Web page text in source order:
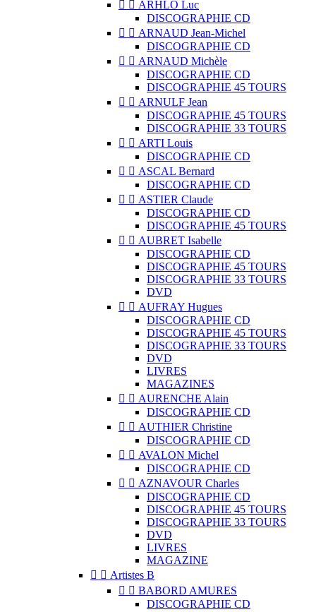
  ARHLO Luc
DISCOGRAPHIE CD
  ARNAUD Jean-Michel
DISCOGRAPHIE CD
  ARNAUD Michèle
DISCOGRAPHIE CD
DISCOGRAPHIE 45 TOURS
  ARNULF Jean
DISCOGRAPHIE 45 TOURS
DISCOGRAPHIE 33 TOURS
  ARTI Louis
DISCOGRAPHIE CD
  ASCAL Bernard
DISCOGRAPHIE CD
  ASTIER Claude
DISCOGRAPHIE CD
DISCOGRAPHIE 45 TOURS
  AUBRET Isabelle
DISCOGRAPHIE CD
DISCOGRAPHIE 45 TOURS
DISCOGRAPHIE 33 TOURS
DVD
  AUFRAY Hugues
DISCOGRAPHIE CD
DISCOGRAPHIE 45 TOURS
DISCOGRAPHIE 33 TOURS
DVD
LIVRES
MAGAZINES
  AURENCHE Alain
DISCOGRAPHIE CD
  AUTHIER Christine
DISCOGRAPHIE CD
  AVALON Michel
DISCOGRAPHIE CD
  AZNAVOUR Charles
DISCOGRAPHIE CD
DISCOGRAPHIE 45 TOURS
DISCOGRAPHIE 33 TOURS
DVD
LIVRES
MAGAZINE
  Artistes B
  BABORD AMURES
DISCOGRAPHIE CD